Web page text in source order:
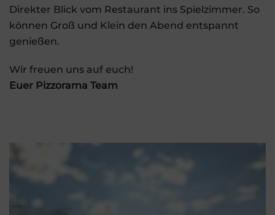
Direkter Blick vom Restaurant ins Spielzimmer. So
können Groß und Klein den Abend entspannt
genießen.
Wir freuen uns auf euch!
Euer Pizzorama Team